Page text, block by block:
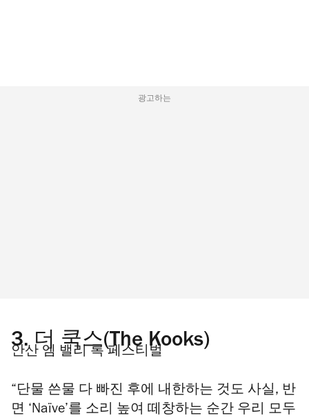
광고하는
3.더 쿡스(The Kooks)
안산 엠 밸리 록 페스티벌
“단물 쓴물 다 빠진 후에 내한하는 것도 사실, 반
면 ‘Naïve’를 소리 높여 떼창하는 순간 우리 모두